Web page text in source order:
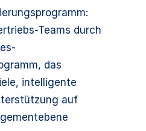
Teams durch
das
intelligente
auf